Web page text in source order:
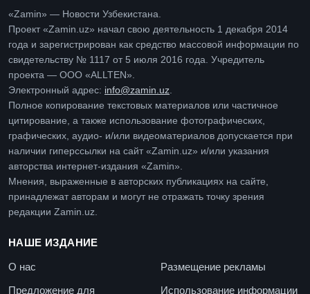
«Zamin» — Новости Узбекистана.
Проект «Zamin.uz» начал свою деятельность 1 декабря 2014
года и зарегистрирован как средство массовой информации по
свидетельству № 1117 от 5 июля 2016 года. Учредитель
проекта — ООО «ALLTEN».
Электронный адрес: info@zamin.uz.
Полное копирование текстовых материалов или частичное
цитирование, а также использование фотографических,
графических, аудио- и/или видеоматериалов допускается при
наличии гиперссылки на сайт «Zamin.uz» и/или указания
авторства интернет-издания «Zamin».
Мнения, выраженные в авторских публикациях на сайте,
принадлежат авторам и могут не отражать точку зрения
редакции Zamin.uz.
НАШЕ ИЗДАНИЕ
О нас
Размещение рекламы
Предложение для
Использование информации